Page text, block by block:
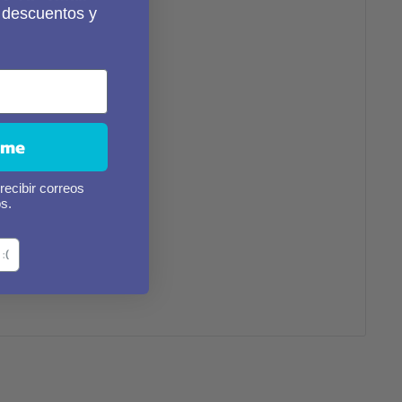
y
correos